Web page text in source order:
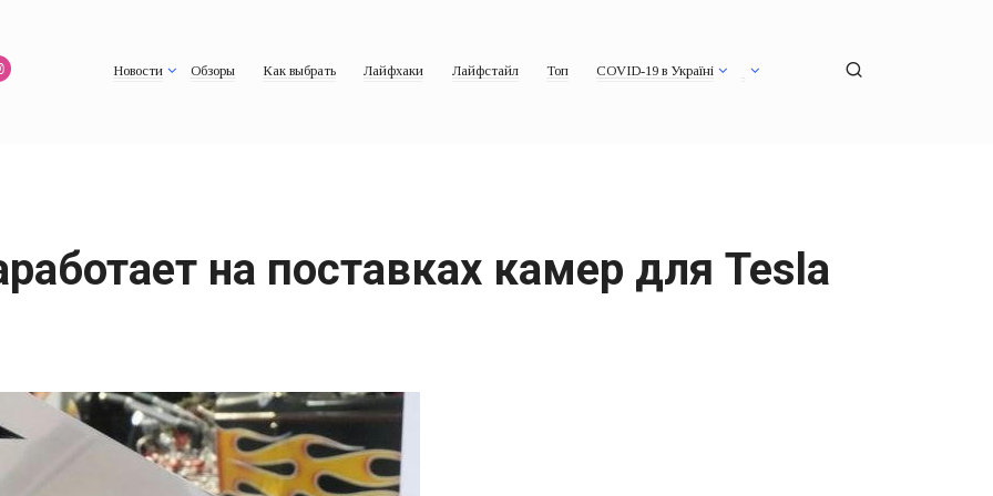
Новости Обзоры Как выбрать Лайфхаки Лайфстайл Топ COVID-19 в Україні
на поставках камер для Tesla